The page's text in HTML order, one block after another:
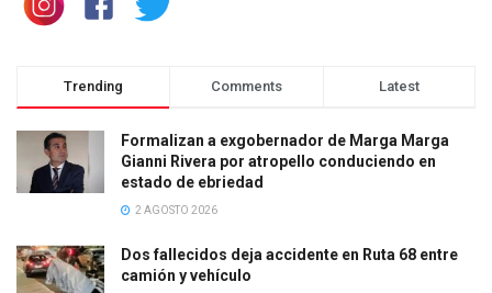
Trending Comments Latest
Formalizan a exgobernador de Marga Marga
Gianni Rivera por atropello conduciendo en
estado de ebriedad
2 AGOSTO 2026
Dos fallecidos deja accidente en Ruta 68 entre
camión y vehículo